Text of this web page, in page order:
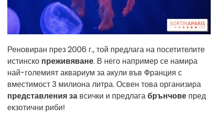
Реновиран през 2006 г., той предлага на посетителите
истинско преживяване. В него например се намира
най-големият аквариум за акули във Франция с
вместимост 3 милиона литра. Освен това организира
представления за всички и предлагабрънчове пред
екзотични риби!